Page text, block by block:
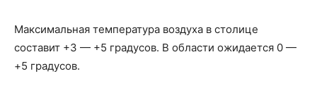
Максимальная температура воздуха в столице
составит +3 — +5 градусов. В области ожидается 0 —
+5 градусов.